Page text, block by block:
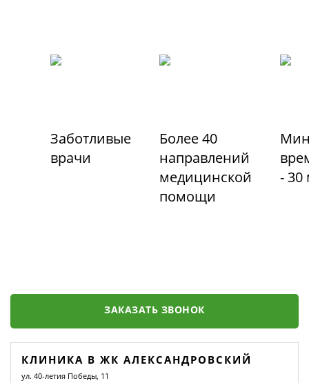
Заботливые
врачи
Более 40
направлений
медицинской
помощи
- 30
ЗАКАЗАТЬ ЗВОНОК
КЛИНИКА В ЖК АЛЕКСАНДРОВСКИЙ
ул. 40-летия Победы, 11